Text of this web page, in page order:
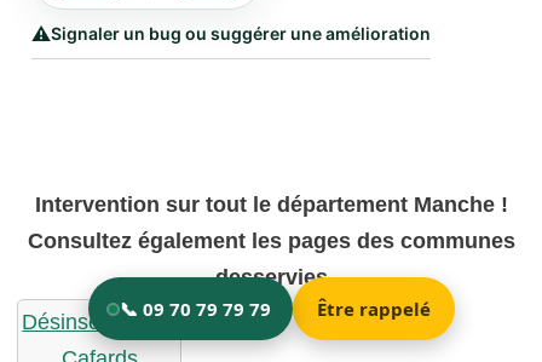
⚠️Signaler un bug ou suggérer une amélioration
Intervention sur tout le département Manche !
Consultez également les pages des communes
desservies
Désinsectisation